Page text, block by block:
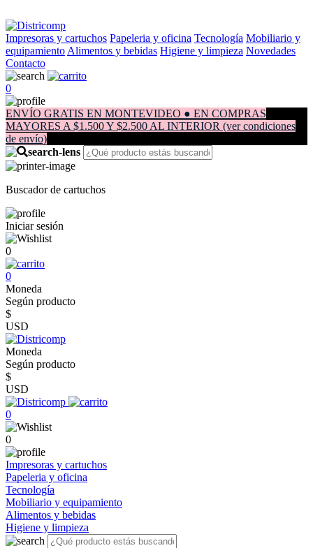
Impresoras y cartuchos Papeleria y oficina Tecnología Mobiliario y
equipamiento Alimentos y bebidas Higiene y limpieza Novedades
Contacto
0
ENVÍO GRATIS EN MONTEVIDEO ● EN COMPRAS
MAYORES A $1.500 Y $2.500 AL INTERIOR (ver condiciones
de envío)
Buscador de cartuchos
Iniciar sesión
0
0
Moneda
Según producto
$
USD
Moneda
Según producto
$
USD
0
0
Impresoras y cartuchos
Papeleria y oficina
Tecnología
Mobiliario y equipamiento
Alimentos y bebidas
Higiene y limpieza